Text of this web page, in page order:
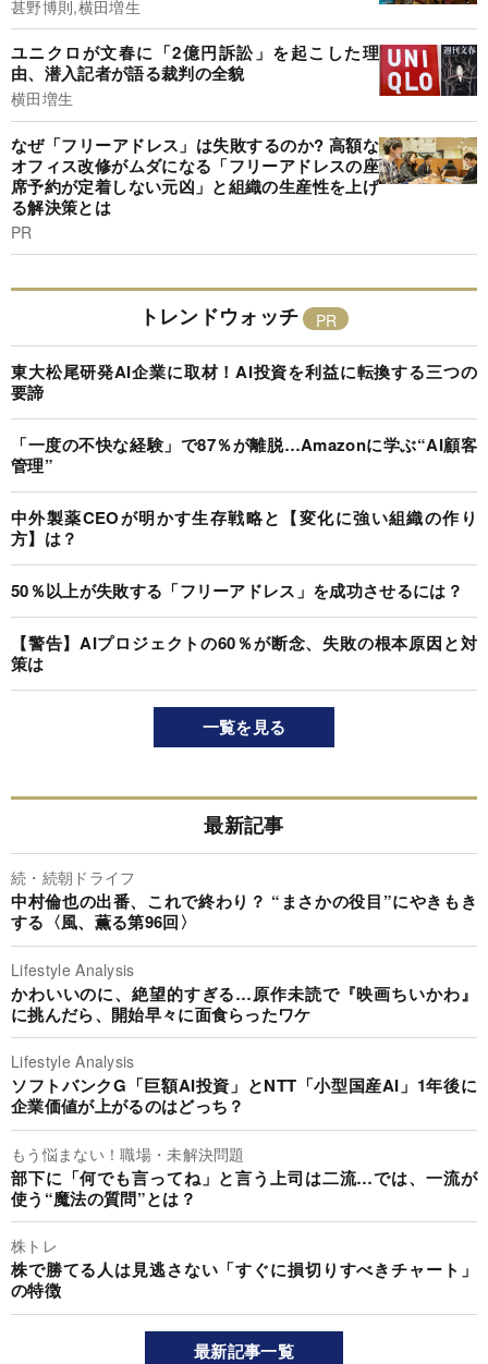
甚野博則,横田増生
ユニクロが文春に「2億円訴訟」を起こした理
由、潜入記者が語る裁判の全貌
横田増生
なぜ「フリーアドレス」は失敗するのか? 高額な
オフィス改修がムダになる「フリーアドレスの座
席予約が定着しない元凶」と組織の生産性を上げ
る解決策とは
PR
トレンドウォッチ
東大松尾研発AI企業に取材！AI投資を利益に転換する三つの
要諦
「一度の不快な経験」で87％が離脱…Amazonに学ぶ“AI顧客
管理”
中外製薬CEOが明かす生存戦略と【変化に強い組織の作り
方】は？
50％以上が失敗する「フリーアドレス」を成功させるには？
【警告】AIプロジェクトの60％が断念、失敗の根本原因と対
策は
一覧を見る
最新記事
続・続朝ドライフ
中村倫也の出番、これで終わり？ “まさかの役目”にやきもき
する〈風、薫る第96回〉
Lifestyle Analysis
かわいいのに、絶望的すぎる…原作未読で『映画ちいかわ』
に挑んだら、開始早々に面食らったワケ
Lifestyle Analysis
ソフトバンクG「巨額AI投資」とNTT「小型国産AI」1年後に
企業価値が上がるのはどっち？
もう悩まない！職場・未解決問題
部下に「何でも言ってね」と言う上司は二流…では、一流が
使う“魔法の質問”とは？
株トレ
株で勝てる人は見逃さない「すぐに損切りすべきチャート」
の特徴
最新記事一覧